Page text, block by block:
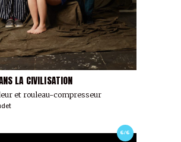
LA CIVILISATION
et rouleau-compresseur
6/6